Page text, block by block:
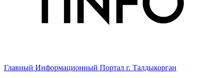
Главный Информационный Портал г. Талдыкорган